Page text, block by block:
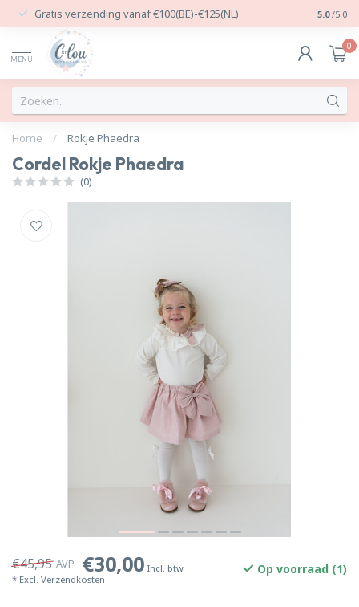
Gratis verzending vanaf €100(BE)-€125(NL) 24/7
5.0 /5.0
MENU
0
Home / Rokje Phaedra
Cordel Rokje Phaedra
(0)
€45,95 AVP €30,00 Incl. btw
* Excl. Verzendkosten
Op voorraad (1)